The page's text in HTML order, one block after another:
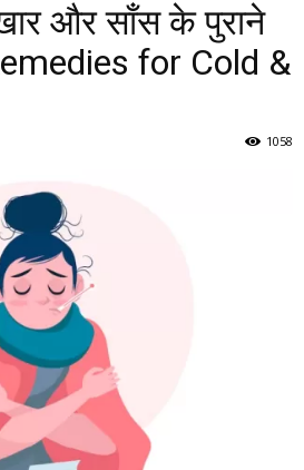
और साँस के पुराने
for Cold &
1058